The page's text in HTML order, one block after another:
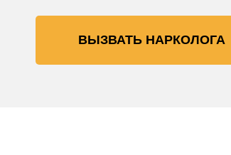
ВЫЗВАТЬ НАРКОЛОГА